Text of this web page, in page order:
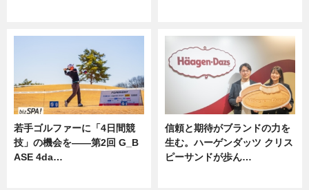
若手ゴルファーに「4日間競
技」の機会を——第2回 G_B
ASE 4da…
信頼と期待がブランドの力を
生む。ハーゲンダッツ クリス
ピーサンドが歩ん…